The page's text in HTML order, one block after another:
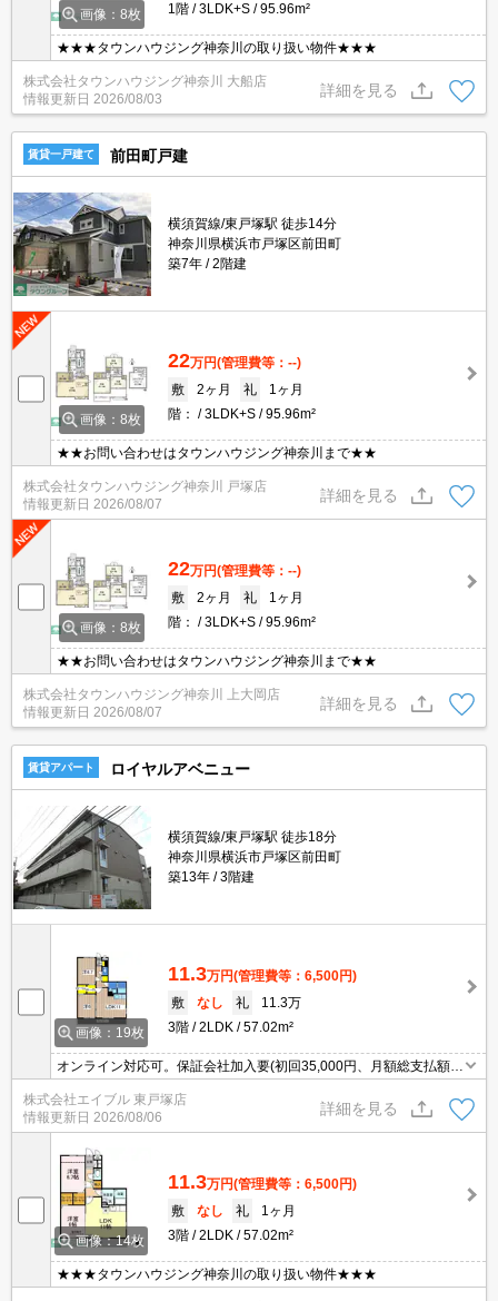
画像：8枚
1階
3LDK+S 95.96m²
★★★タウンハウジング神奈川の取り扱い物件★★★
株式会社タウンハウジング神奈川 大船店
情報更新日 2026/08/03
詳細を見る
賃貸一戸建て 前田町戸建
横須賀線/東戸塚駅 徒歩14分
神奈川県横浜市戸塚区前田町
築7年
2階建
画像：8枚
22万円(管理費等：--)
敷
2ヶ月 礼
1ヶ月
階：
3LDK+S 95.96m²
★★お問い合わせはタウンハウジング神奈川まで★★
株式会社タウンハウジング神奈川 戸塚店
情報更新日 2026/08/07
詳細を見る
画像：8枚
22万円(管理費等：--)
敷
2ヶ月 礼
1ヶ月
階：
3LDK+S 95.96m²
★★お問い合わせはタウンハウジング神奈川まで★★
株式会社タウンハウジング神奈川 上大岡店
情報更新日 2026/08/07
詳細を見る
賃貸アパート ロイヤルアベニュー
横須賀線/東戸塚駅 徒歩18分
神奈川県横浜市戸塚区前田町
築13年
3階建
画像：19枚
11.3万円(管理費等：6,500円)
敷
なし 礼
11.3万
3階
2LDK 57.02m²
オンライン対応可。保証会社加入要(初回35,000円、月額総支払額の
1％+800円/月)。室内には充実した設備。安心のセキュリティシステ
ム。収納たっぷり。住環境、あなたの目でお確かめください。
株式会社エイブル 東戸塚店
情報更新日 2026/08/06
詳細を見る
画像：14枚
11.3万円(管理費等：6,500円)
敷
なし 礼
1ヶ月
3階
2LDK 57.02m²
★★★タウンハウジング神奈川の取り扱い物件★★★